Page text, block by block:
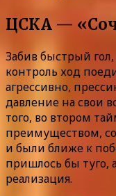
ЦСКА —
Забив быстрый
контроль ход
агрессивно,
давление на свои
того, во втором
преимуществом,
и были ближе к
пришлось бы туго,
реализация.